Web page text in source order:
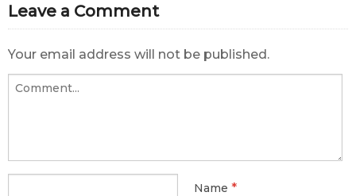
Leave a Comment
Your email address will not be published.
Name *